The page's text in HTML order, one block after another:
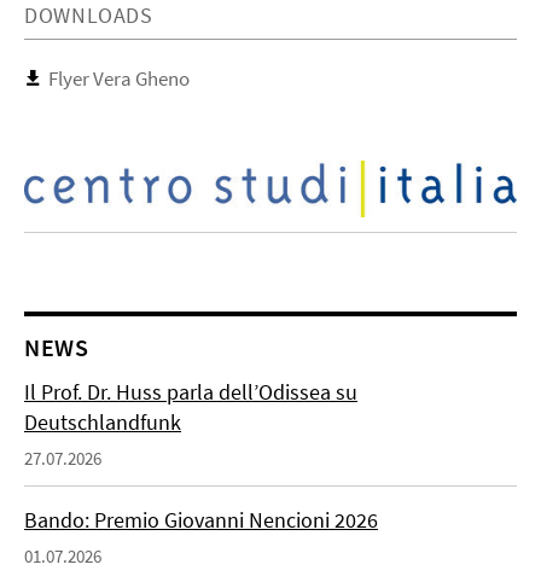
DOWNLOADS
Flyer Vera Gheno
NEWS
Il Prof. Dr. Huss parla dell’Odissea su
Deutschlandfunk
27.07.2026
Bando: Premio Giovanni Nencioni 2026
01.07.2026